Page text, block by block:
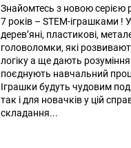
Знайомтесь з новою серією
7 років – STEM-іграшками !
дерев’яні, пластикові,
головоломки, які
логіку а ще дають
поєднують навчальний
Іграшки будуть чудовим
так і для новачків у цій
складання...